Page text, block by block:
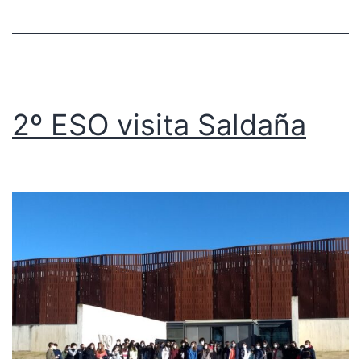
2º ESO visita Saldaña